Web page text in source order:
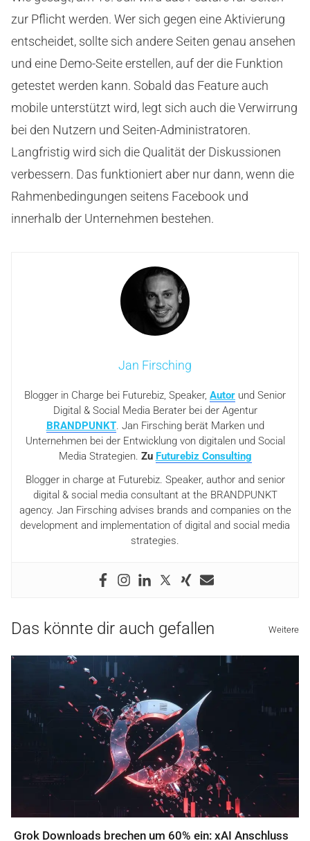
zur Pflicht werden. Wer sich gegen eine Aktivierung
entscheidet, sollte sich andere Seiten genau ansehen
und eine Demo-Seite erstellen, auf der die Funktion
getestet werden kann. Sobald das Feature auch
mobile unterstützt wird, legt sich auch die Verwirrung
bei den Nutzern und Seiten-Administratoren.
Langfristig wird sich die Qualität der Diskussionen
verbessern. Das funktioniert aber nur dann, wenn die
Rahmenbedingungen seitens Facebook und
innerhalb der Unternehmen bestehen.
Jan Firsching
Blogger in Charge bei Futurebiz, Speaker, Autor und Senior
Digital & Social Media Berater bei der Agentur
BRANDPUNKT. Jan Firsching berät Marken und
Unternehmen bei der Entwicklung von digitalen und Social
Media Strategien. Zu Futurebiz Consulting
Blogger in charge at Futurebiz. Speaker, author and senior
digital & social media consultant at the BRANDPUNKT
agency. Jan Firsching advises brands and companies on the
development and implementation of digital and social media
strategies.
Das könnte dir auch gefallen Weitere
Grok Downloads brechen um 60% ein: xAI Anschluss